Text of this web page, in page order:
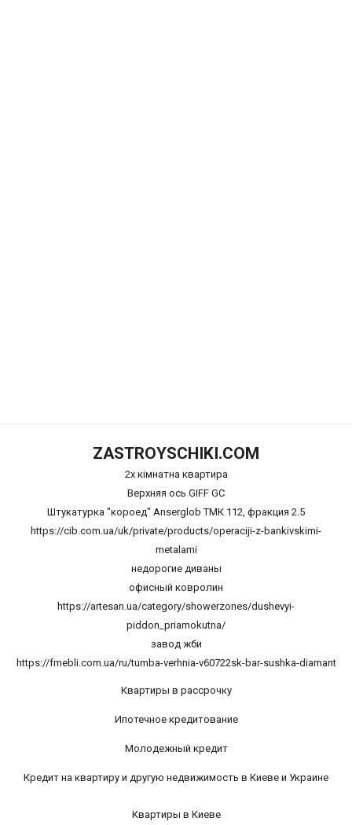
ZASTROYSCHIKI.COM
2х кімнатна квартира
Верхняя ось GIFF GC
Штукатурка "короед" Anserglob ТМК 112, фракция 2.5
https://cib.com.ua/uk/private/products/operaciji-z-bankivskimi-
metalami
недорогие диваны
офисный ковролин
https://artesan.ua/category/showerzones/dushevyi-
piddon_priamokutna/
завод жби
https://fmebli.com.ua/ru/tumba-verhnia-v60722sk-bar-sushka-diamant
Квартиры в рассрочку
Ипотечное кредитование
Молодежный кредит
Кредит на квартиру и другую недвижимость в Киеве и Украине
Квартиры в Киеве